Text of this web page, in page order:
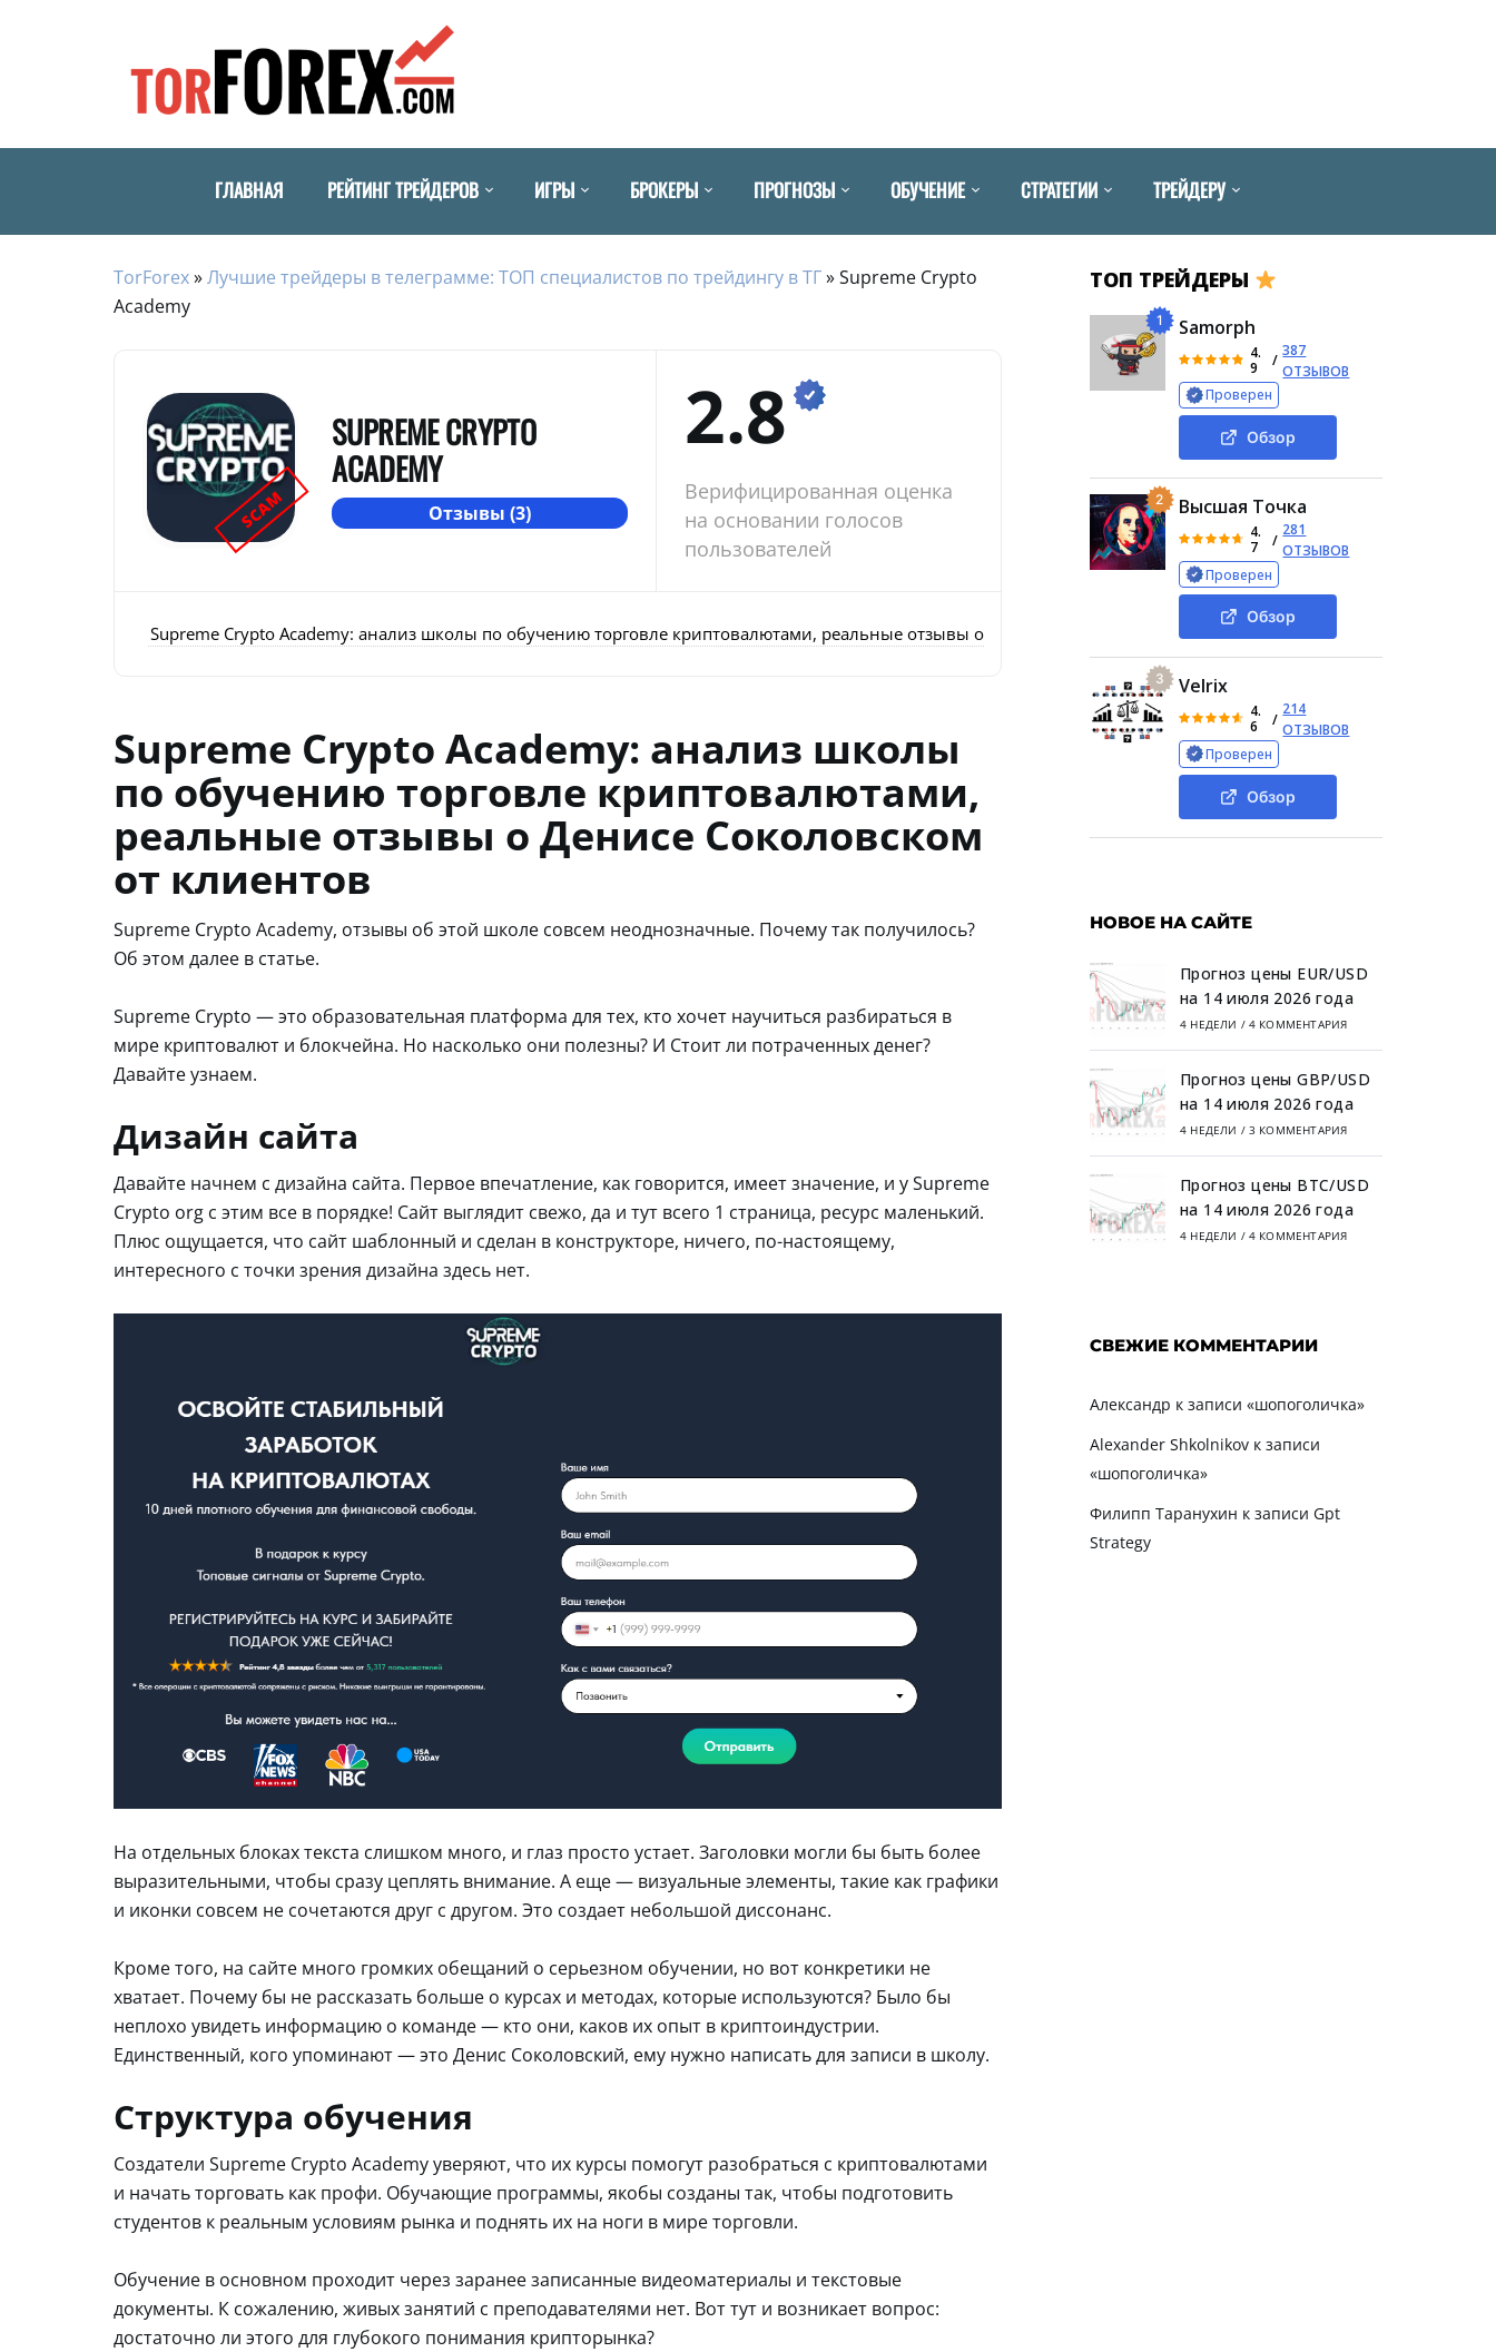
ГЛАВНАЯ РЕЙТИНГ ТРЕЙДЕРОВ ИГРЫ БРОКЕРЫ ПРОГНОЗЫ ОБУЧЕНИЕ СТРАТЕГИИ ТРЕЙДЕРУ
TorForex»Лучшие трейдеры в телеграмме: ТОП специалистов по трейдингу в ТГ»Supreme Crypto
Academy
SCAM
SUPREME CRYPTO
ACADEMY
Отзывы (3)
2.8
Верифицированная оценка
на основании голосов
пользователей
Supreme Crypto Academy: анализ школы по обучению торговле криптовалютами, реальные отзывы о Денисе Соколовском от клиентов Дизайн сайта
Supreme Crypto Academy: анализ школы
по обучению торговле криптовалютами,
реальные отзывы о Денисе Соколовском
от клиентов
Supreme Crypto Academy, отзывы об этой школе совсем неоднозначные. Почему так получилось?
Об этом далее в статье.
Supreme Crypto — это образовательная платформа для тех, кто хочет научиться разбираться в
мире криптовалют и блокчейна. Но насколько они полезны? И Стоит ли потраченных денег?
Давайте узнаем.
Дизайн сайта
Давайте начнем с дизайна сайта. Первое впечатление, как говорится, имеет значение, и у Supreme
Crypto org с этим все в порядке! Сайт выглядит свежо, да и тут всего 1 страница, ресурс маленький.
Плюс ощущается, что сайт шаблонный и сделан в конструкторе, ничего, по-настоящему,
интересного с точки зрения дизайна здесь нет.
На отдельных блоках текста слишком много, и глаз просто устает. Заголовки могли бы быть более
выразительными, чтобы сразу цеплять внимание. А еще — визуальные элементы, такие как графики
и иконки совсем не сочетаются друг с другом. Это создает небольшой диссонанс.
Кроме того, на сайте много громких обещаний о серьезном обучении, но вот конкретики не
хватает. Почему бы не рассказать больше о курсах и методах, которые используются? Было бы
неплохо увидеть информацию о команде — кто они, каков их опыт в криптоиндустрии.
Единственный, кого упоминают — это Денис Соколовский, ему нужно написать для записи в школу.
Структура обучения
Создатели Supreme Crypto Academy уверяют, что их курсы помогут разобраться с криптовалютами
и начать торговать как профи. Обучающие программы, якобы созданы так, чтобы подготовить
студентов к реальным условиям рынка и поднять их на ноги в мире торговли.
Обучение в основном проходит через заранее записанные видеоматериалы и текстовые
документы. К сожалению, живых занятий с преподавателями нет. Вот тут и возникает вопрос:
достаточно ли этого для глубокого понимания крипторынка?
ТОП ТРЕЙДЕРЫ
1 Samorph
4.
9
/
387
ОТЗЫВОВ
Проверен
Обзор
2 Высшая Точка
4.
7
/
281
ОТЗЫВОВ
Проверен
Обзор
3 Velrix
4.
6
/
214
ОТЗЫВОВ
Проверен
Обзор
НОВОЕ НА САЙТЕ
Прогноз цены EUR/USD
на 14 июля 2026 года
4 НЕДЕЛИ / 4 КОММЕНТАРИЯ
Прогноз цены GBP/USD
на 14 июля 2026 года
4 НЕДЕЛИ / 3 КОММЕНТАРИЯ
Прогноз цены BTC/USD
на 14 июля 2026 года
4 НЕДЕЛИ / 4 КОММЕНТАРИЯ
СВЕЖИЕ КОММЕНТАРИИ
Александр к записи «шопоголичка»
Alexander Shkolnikovк записи
«шопоголичка»
Филипп Таранухин к записи Gpt
Strategy